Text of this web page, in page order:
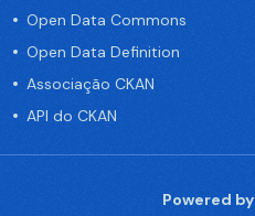
Open Data Commons
Open Data Definition
Associação CKAN
API do CKAN
Powered by